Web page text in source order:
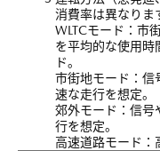
消費率は異なりま
WLTCモード：市
を平均的な使用時
ド。
市街地モード：信
速な走行を想定。
郊外モード：信号
行を想定。
高速道路モード：